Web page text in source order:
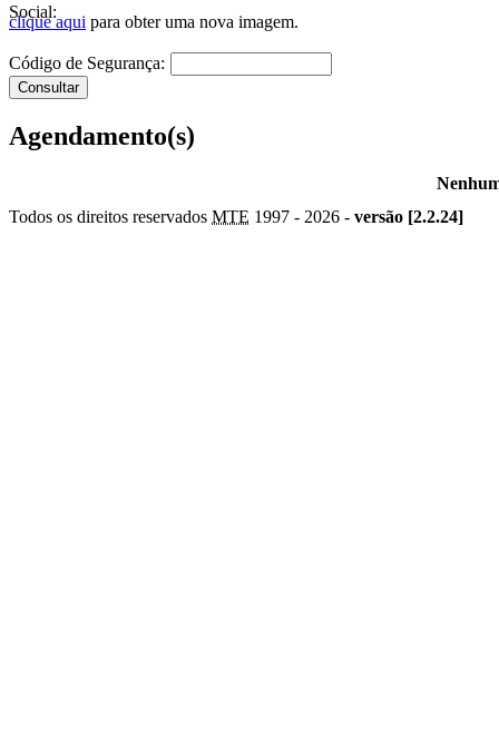
Social:
clique aqui para obter uma nova imagem.
Código de Segurança:
Agendamento(s)
Todos os direitos reservados MTE 1997 - 2026 - versão [2.2.24]